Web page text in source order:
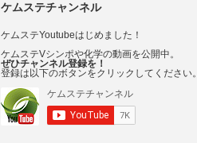
ケムステチャンネル
ケムステYoutubeはじめました！
ケムステVシンポや化学の動画を公開中。
ぜひチャンネル登録を！
登録は以下のボタンをクリックしてください。